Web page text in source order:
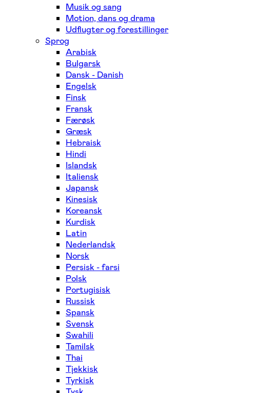
Musik og sang
Motion, dans og drama
Udflugter og forestillinger
Sprog
Arabisk
Bulgarsk
Dansk - Danish
Engelsk
Finsk
Fransk
Færøsk
Græsk
Hebraisk
Hindi
Islandsk
Italiensk
Japansk
Kinesisk
Koreansk
Kurdisk
Latin
Nederlandsk
Norsk
Persisk - farsi
Polsk
Portugisisk
Russisk
Spansk
Svensk
Swahili
Tamilsk
Thai
Tjekkisk
Tyrkisk